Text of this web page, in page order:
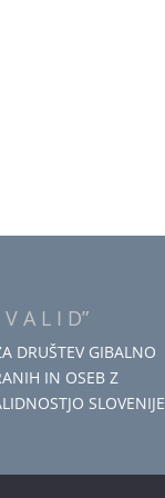
V A L I D”
DRUŠTEV GIBALNO
IN OSEB Z
SLOVENIJE